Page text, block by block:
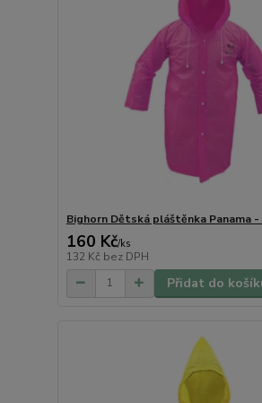
Bighorn Dětská pláštěnka Panama
160 Kč/ks
132 Kč bez DPH
Přidat do